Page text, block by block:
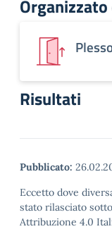
Organizzato
Risultati
Pubblicato:
Eccetto dove
stato rilasciato
Attribuzione 4.0